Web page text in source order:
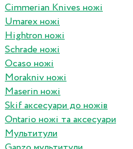
Cimmerian Knives ножі
Umarex ножі
Hightron ножі
Schrade ножі
Ocaso ножі
Morakniv ножі
Maserin ножі
Skif аксесуари до ножів
Ontario ножі та аксесуари
Мультитули